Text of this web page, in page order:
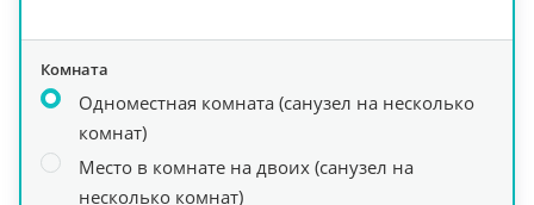
Комната
Одноместная комната (санузел на несколько
комнат)
Место в комнате на двоих (санузел на
несколько комнат)